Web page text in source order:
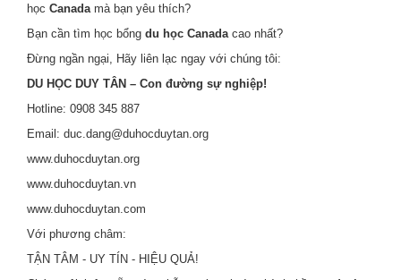
học Canadamà bạn yêu thích?
Bạn cần tìm học bổng du học Canadacao nhất?
Đừng ngần ngại, Hãy liên lạc ngay với chúng tôi:
DU HỌC DUY TÂN – Con đường sự nghiệp!
Hotline: 0908 345 887
Email: duc.dang@duhocduytan.org
www.duhocduytan.org
www.duhocduytan.vn
www.duhocduytan.com
Với phương châm:
TẬN TÂM - UY TÍN - HIỆU QUẢ!